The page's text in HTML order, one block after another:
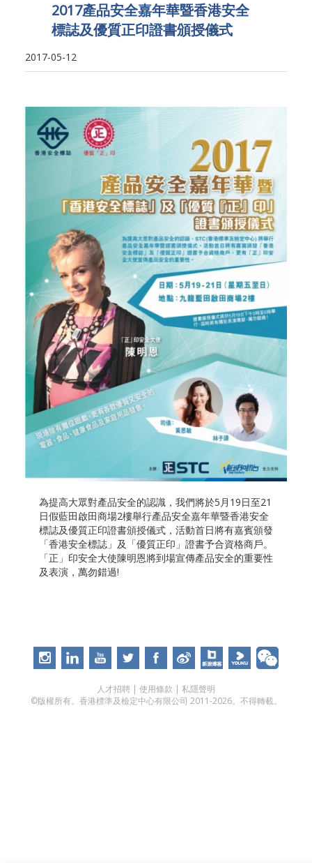
2017產品安全嘉年華暨香港安全
標誌及優質正印證書頒授儀式
2017-05-12
為提高大眾對產品安全的認識，我們將於5月19日至21
日假藍田啟田商場2樓舉行產品安全嘉年華暨香港安全
標誌及優質正印證書頒授儀式，活動首日將有嘉賓頒發
「香港安全標誌」及「優質正印」證書予合資格商戶。
「正」印安全大使陳明恩將到場宣傳產品安全的重要性
及表演，萬勿錯過!
人才招聘 | 使用條款 | 私隱聲明
©版權所有。香港標準及檢定中心有限公司 2011-2026。不得轉載。